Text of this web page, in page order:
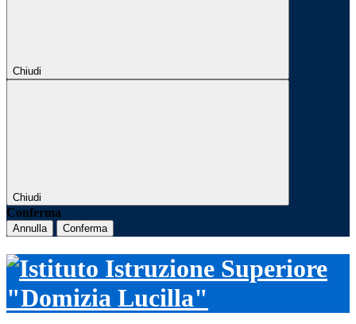
Chiudi
Chiudi
Conferma
Annulla Conferma